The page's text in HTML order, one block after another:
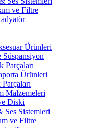
ve Filtre
Ürünleri
Süspansiyon
Parçaları
Ürünleri
Malzemeleri
Diski
Sistemleri
ve Filtre